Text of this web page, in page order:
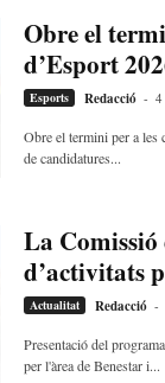
Obre el
d’Esport
Esports Redacció -
Obre el termini per a les
de candidatures...
La Comissió
d’activitats
Actualitat Redacció -
Presentació del
per l'àrea de Benestar i...